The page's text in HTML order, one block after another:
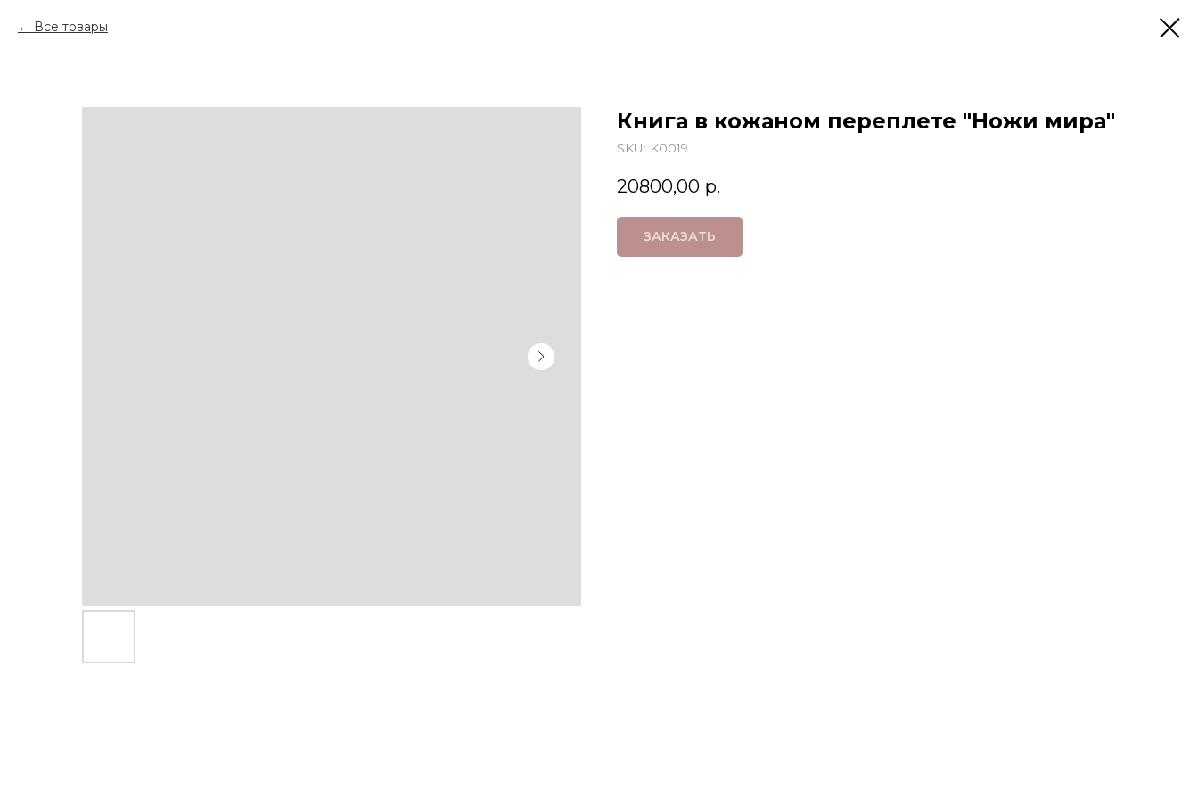
Все товары
Книга в кожаном переплете "Ножи мира"
SKU: K0019
20800,00 р.
ЗАКАЗАТЬ